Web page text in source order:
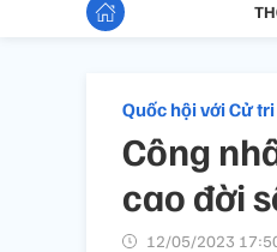
Quốc hội với Cử tri
Công
cao đời
12/05/2023